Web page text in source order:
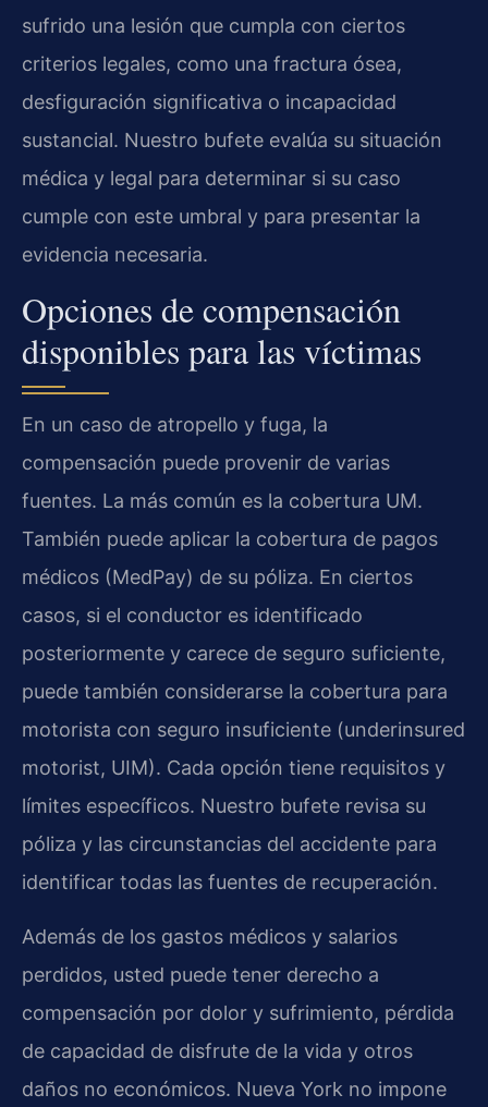
sufrido una lesión que cumpla con ciertos
criterios legales, como una fractura ósea,
desfiguración significativa o incapacidad
sustancial. Nuestro bufete evalúa su situación
médica y legal para determinar si su caso
cumple con este umbral y para presentar la
evidencia necesaria.
Opciones de compensación
disponibles para las víctimas
En un caso de atropello y fuga, la
compensación puede provenir de varias
fuentes. La más común es la cobertura UM.
También puede aplicar la cobertura de pagos
médicos (MedPay) de su póliza. En ciertos
casos, si el conductor es identificado
posteriormente y carece de seguro suficiente,
puede también considerarse la cobertura para
motorista con seguro insuficiente (underinsured
motorist, UIM). Cada opción tiene requisitos y
límites específicos. Nuestro bufete revisa su
póliza y las circunstancias del accidente para
identificar todas las fuentes de recuperación.
Además de los gastos médicos y salarios
perdidos, usted puede tener derecho a
compensación por dolor y sufrimiento, pérdida
de capacidad de disfrute de la vida y otros
daños no económicos. Nueva York no impone